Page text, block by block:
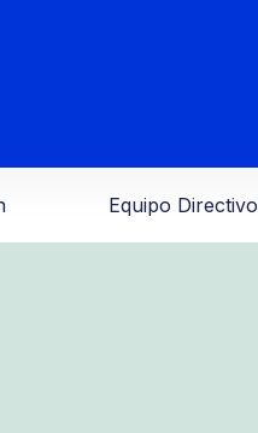
Equipo Directivo